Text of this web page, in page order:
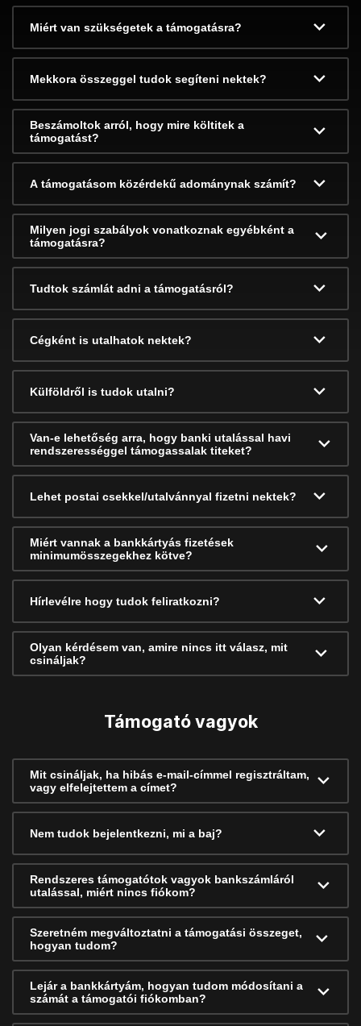
Miért van szükségetek a támogatásra?
Mekkora összeggel tudok segíteni nektek?
Beszámoltok arról, hogy mire költitek a
támogatást?
A támogatásom közérdekű adománynak számít?
Milyen jogi szabályok vonatkoznak egyébként a
támogatásra?
Tudtok számlát adni a támogatásról?
Cégként is utalhatok nektek?
Külföldről is tudok utalni?
Van-e lehetőség arra, hogy banki utalással havi
rendszerességgel támogassalak titeket?
Lehet postai csekkel/utalvánnyal fizetni nektek?
Miért vannak a bankkártyás fizetések
minimumösszegekhez kötve?
Hírlevélre hogy tudok feliratkozni?
Olyan kérdésem van, amire nincs itt válasz, mit
csináljak?
Támogató vagyok
Mit csináljak, ha hibás e-mail-címmel regisztráltam,
vagy elfelejtettem a címet?
Nem tudok bejelentkezni, mi a baj?
Rendszeres támogatótok vagyok bankszámláról
utalással, miért nincs fiókom?
Szeretném megváltoztatni a támogatási összeget,
hogyan tudom?
Lejár a bankkártyám, hogyan tudom módosítani a
számát a támogatói fiókomban?